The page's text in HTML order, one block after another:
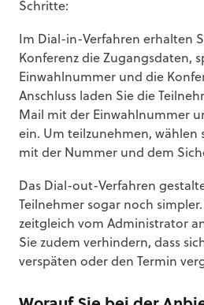
Schritte:
Im Dial-in-Verfahren erhalten
Konferenz die Zugangsdaten,
Einwahlnummer und die
Anschluss laden Sie die
Mail mit der Einwahlnummer
ein. Um teilzunehmen, wählen
mit der Nummer und dem
Das Dial-out-Verfahren
Teilnehmer sogar noch
zeitgleich vom Administrator
Sie zudem verhindern, dass
verspäten oder den Termin